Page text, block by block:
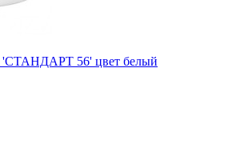
'СТАНДАРТ 56' цвет белый